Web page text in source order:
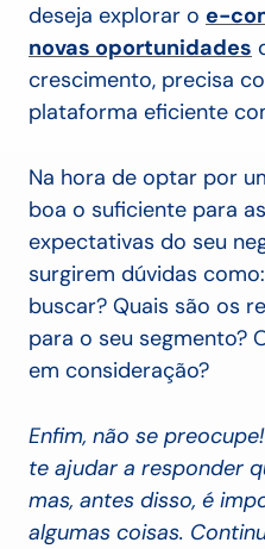
deseja explorar o e-
novas oportunidades
crescimento, precisa
plataforma eficiente
Na hora de optar por
boa o suficiente para
expectativas do seu
surgirem dúvidas
buscar? Quais são os
para o seu segmento?
em consideração?
Enfim, não se
te ajudar a responder
mas, antes disso, é
algumas coisas.